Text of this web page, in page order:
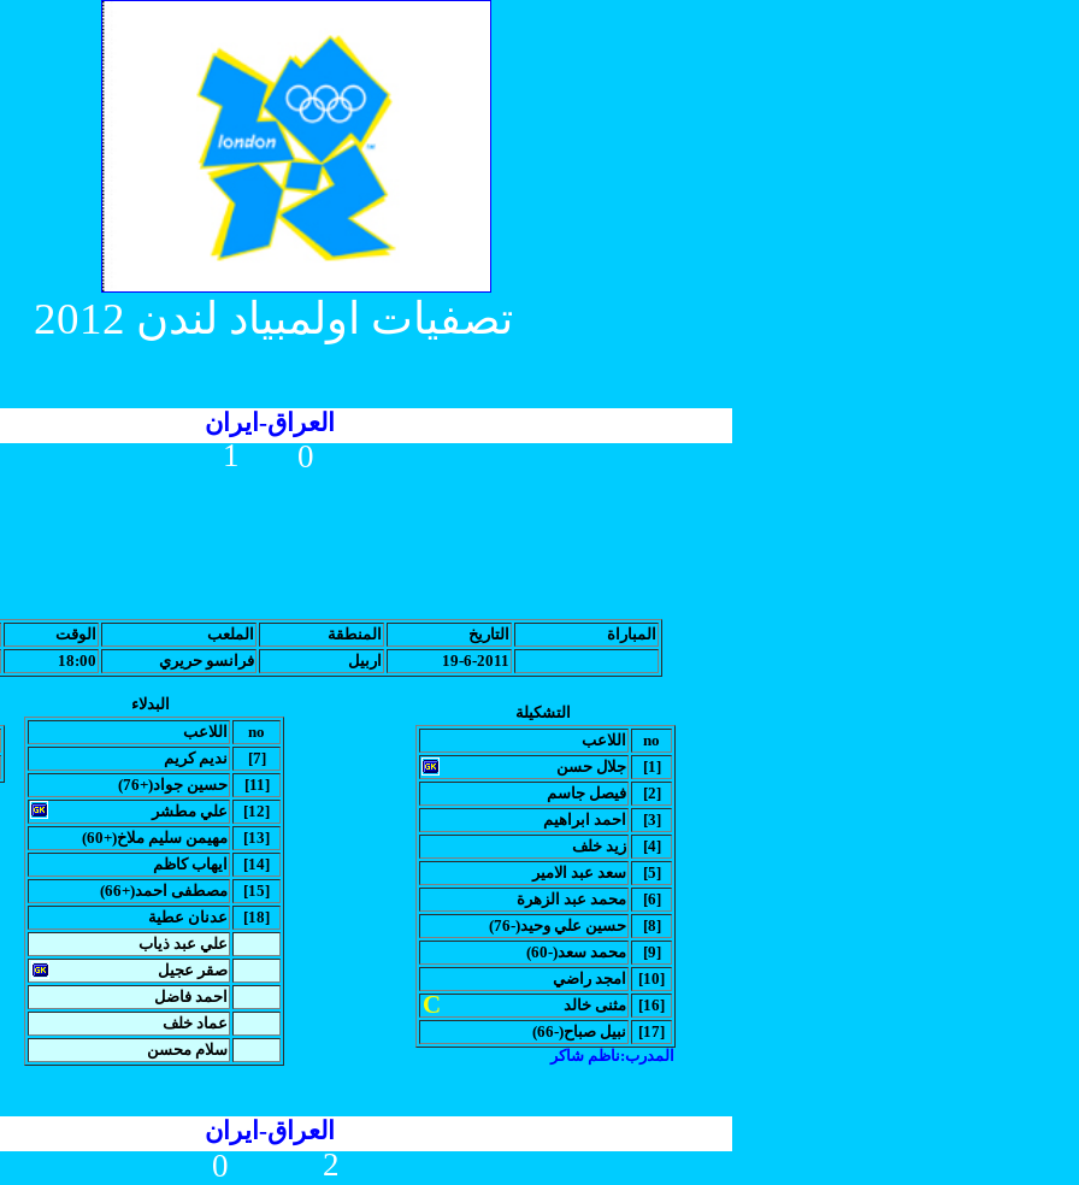
تصفيات اولمبياد لندن 2012
اللاعب
no
جلال حسن
[1]
فيصل جاسم
[2]
احمد ابراهيم
[3]
زيد خلف
[4]
سعد عبد الامير
[5]
محمد عبد الزهرة
[6]
(حسين علي وحيد(-76
[8]
(محمد سعد(-60
[9]
امجد راضي
[10]
مثنى خالد
[16]
(نبيل صباح(-66
[17]
العراق-ايران
الوقت الملعب المنطقة التاريخ
المباراة
18:00 فرانسو حريري اربيل 19-6-2011
اللاعب
no
نديم كريم
[7]
(حسين جواد(+76
[11]
علي مطشر
[12]
(مهيمن سليم ملاخ(+60
[13]
ايهاب كاظم
[14]
(مصطفى احمد(+66
[15]
عدنان عطية
[18]
علي عبد ذياب
صقر عجيل
احمد فاضل
عماد خلف
سلام محسن
التشكيلة البدلاء
1 0
المدرب:ناظم شاكر
C
العراق-ايران
2
0